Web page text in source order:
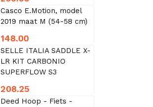
Casco E.Motion, model
2019 maat M (54-58 cm)
148.00
SELLE ITALIA SADDLE X-
LR KIT CARBONIO
SUPERFLOW S3
208.25
Deed Hoop - Fiets -